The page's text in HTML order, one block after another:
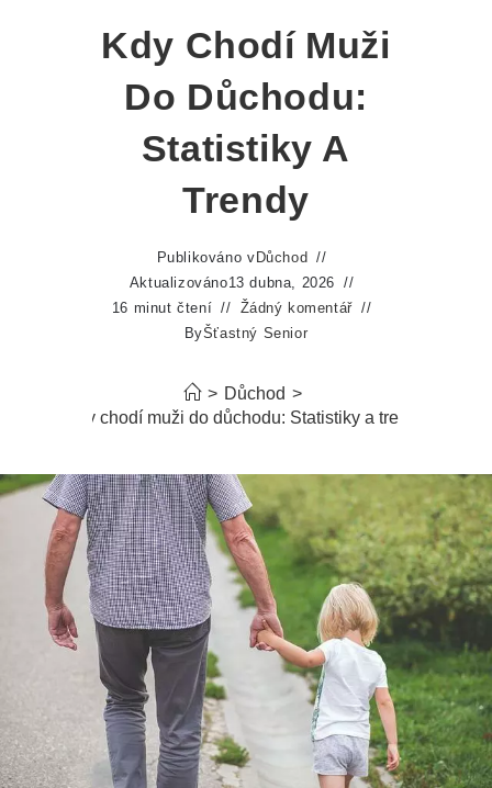
Kdy Chodí Muži
Do Důchodu:
Statistiky A
Trendy
Publikováno v Důchod
Aktualizováno13 dubna, 2026
16 minut čtení
Žádný komentář
ByŠťastný Senior
> Důchod >
Kdy chodí muži do důchodu: Statistiky a trendy